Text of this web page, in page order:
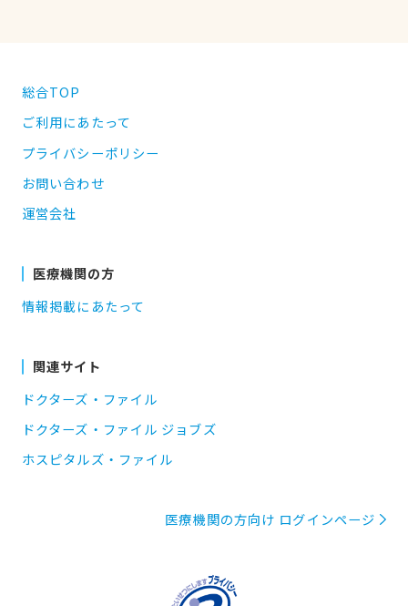
総合TOP
ご利用にあたって
プライバシーポリシー
お問い合わせ
運営会社
医療機関の方
情報掲載にあたって
関連サイト
ドクターズ・ファイル
ドクターズ・ファイル ジョブズ
ホスピタルズ・ファイル
医療機関の方向け ログインページ